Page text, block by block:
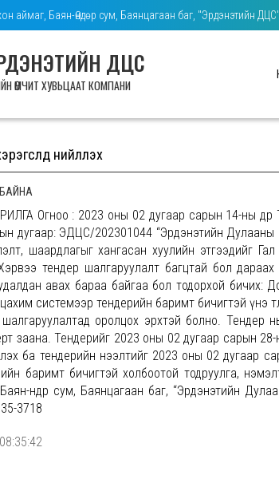
аймаг, Баян-Өндөр сум, Баянцагаан баг, "Эрдэнэтийн ДЦС"
ДЦС
ӨМЧИТ ХУВЬЦААТ КОМПАНИ
нийлүүлэх
БАЙНА
Огноо : 2023 оны 02 дугаар сарын 14-ны өдөр
дугаар: ЭДЦС/202301044 “Эрдэнэтийн
шаардлагыг хангасан хуулийн этгээдийг
тендер шалгаруулалт багцтай бол
авах бараа байгаа бол тодорхой бичих:
системээр тендерийн баримт бичигтэй үнэ
шалгаруулалтад оролцох эрхтэй болно.
заана. Тендерийг 2023 оны 02 дугаар сарын
ба тендерийн нээлтийг 2023 оны 02 дугаар
баримт бичигтэй холбоотой тодруулга,
өндөр сум, Баянцагаан баг, “Эрдэнэтийн
3718